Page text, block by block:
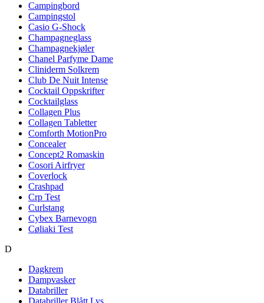
Campingbord
Campingstol
Casio G-Shock
Champagneglass
Champagnekjøler
Chanel Parfyme Dame
Cliniderm Solkrem
Club De Nuit Intense
Cocktail Oppskrifter
Cocktailglass
Collagen Plus
Collagen Tabletter
Comforth MotionPro
Concealer
Concept2 Romaskin
Cosori Airfryer
Coverlock
Crashpad
Crp Test
Curlstang
Cybex Barnevogn
Cøliaki Test
D
Dagkrem
Dampvasker
Databriller
Databriller Blått Lys